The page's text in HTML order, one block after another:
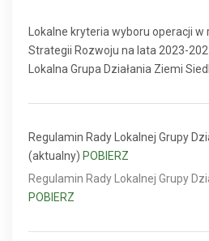
Lokalne kryteria wyboru operacji w
Strategii Rozwoju na lata 2023-
Lokalna Grupa Działania Ziemi
Regulamin Rady Lokalnej Grupy
(aktualny) POBIERZ
Regulamin Rady Lokalnej Grupy
POBIERZ